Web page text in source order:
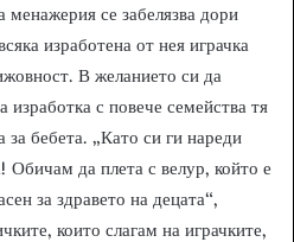
се забелязва дори
изработена от нея играчка
В желанието си да
изработка с повече семейства тя
за бебета. „Като си ги нареди
да плета с велур, който е
за здравето на децата“,
които слагам на играчките,